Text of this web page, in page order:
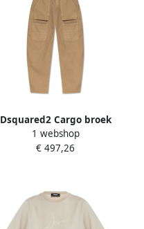
Dsquared2 Cargo broek
Beige Dames
1 webshop
€ 497,26